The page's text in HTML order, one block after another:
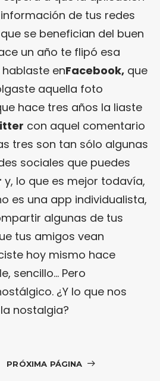
de tus redes
se benefician del buen
un año te flipó esa
enFacebook, que
aquella foto
hace tres años la liaste
con aquel comentario
tres son tan sólo algunas
sociales que puedes
y, lo que es mejor todavía,
es una app individualista,
algunas de tus
tus amigos vean
hoy mismo hace
sencillo… Pero
¿Y lo que nos
nostalgia?
PRÓXIMA PÁGINA